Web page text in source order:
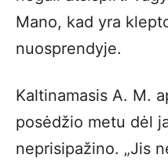
Mano, kad yra
nuosprendyje.
Kaltinamasis A. M.
posėdžio metu dėl
neprisipažino. „Jis